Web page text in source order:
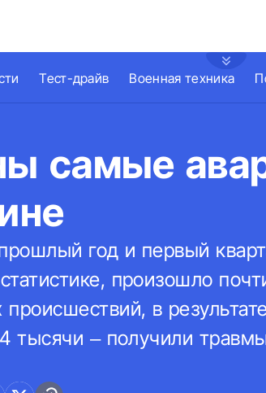
Тест-драйв Военная техника
самые
год и первый
произошло
происшествий, в
тысячи – получили